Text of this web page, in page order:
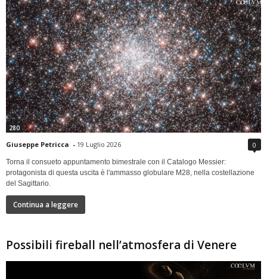
280
Giuseppe Petricca - 19 Luglio 2026 0
Torna il consueto appuntamento bimestrale con il Catalogo Messier:
protagonista di questa uscita è l'ammasso globulare M28, nella costellazione
del Sagittario.
Continua a leggere
Possibili fireball nell’atmosfera di Venere